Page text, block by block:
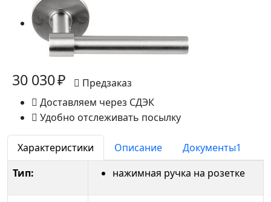
30 030 ₽
Предзаказ
Доставляем через СДЭК
Удобно отслеживать посылку
Характеристики Описание Документы1
Тип:
нажимная ручка на розетке